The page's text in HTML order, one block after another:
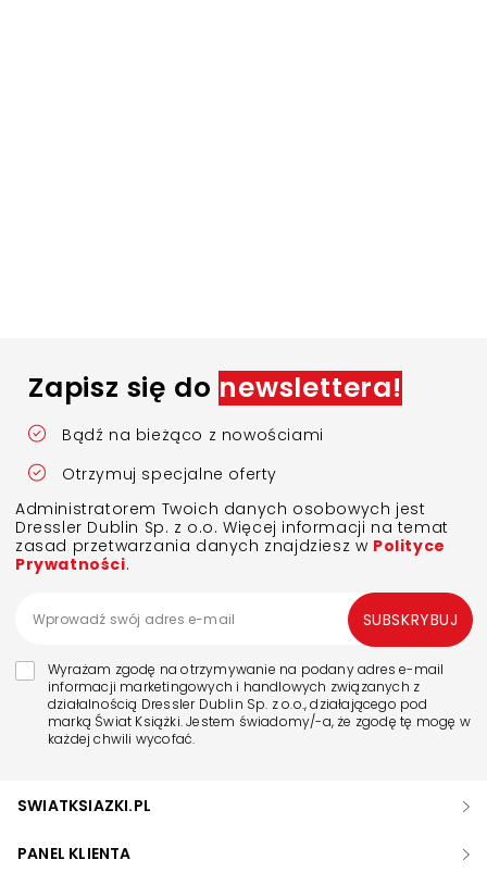
Zapisz się do newslettera!
Bądź na bieżąco z nowościami
Otrzymuj specjalne oferty
Administratorem Twoich danych osobowych jest
Dressler Dublin Sp. z o.o. Więcej informacji na temat
zasad przetwarzania danych znajdziesz w Polityce
Prywatności.
Wyrażam zgodę na otrzymywanie na podany adres e-mail
informacji marketingowych i handlowych związanych z
działalnością Dressler Dublin Sp. z o.o., działającego pod
marką Świat Książki. Jestem świadomy/-a, że zgodę tę mogę w
każdej chwili wycofać.
SUBSKRYBUJ
SWIATKSIAZKI.PL
PANEL KLIENTA